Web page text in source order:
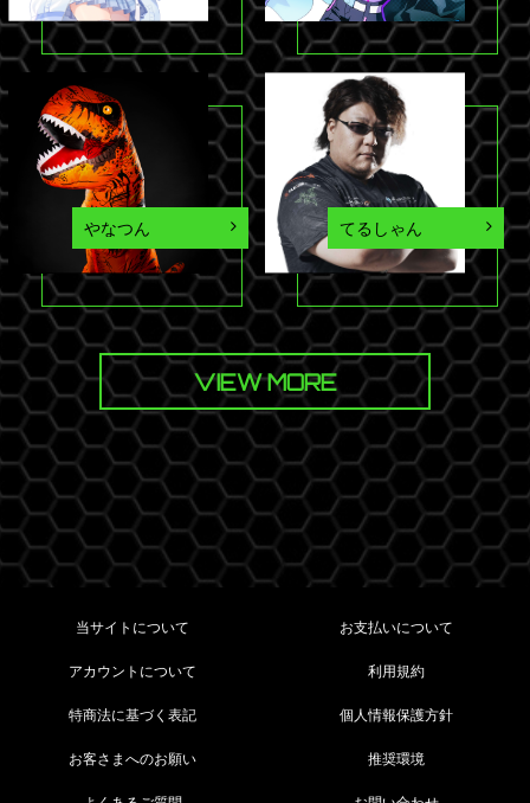
やなつん てるしゃん
VIEW MORE
当サイトについて お支払いについて
アカウントについて 利用規約
特商法に基づく表記 個人情報保護方針
お客さまへのお願い 推奨環境